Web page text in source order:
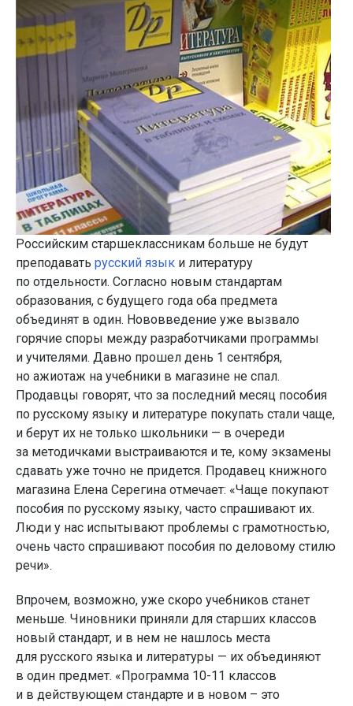
Российским старшеклассникам больше не будут
преподавать русский язык и литературу
по отдельности. Согласно новым стандартам
образования, с будущего года оба предмета
объединят в один. Нововведение уже вызвало
горячие споры между разработчиками программы
и учителями. Давно прошел день 1 сентября,
но ажиотаж на учебники в магазине не спал.
Продавцы говорят, что за последний месяц пособия
по русскому языку и литературе покупать стали чаще,
и берут их не только школьники — в очереди
за методичками выстраиваются и те, кому экзамены
сдавать уже точно не придется. Продавец книжного
магазина Елена Серегина отмечает: «Чаще покупают
пособия по русскому языку, часто спрашивают их.
Люди у нас испытывают проблемы с грамотностью,
очень часто спрашивают пособия по деловому стилю
речи».
Впрочем, возможно, уже скоро учебников станет
меньше. Чиновники приняли для старших классов
новый стандарт, и в нем не нашлось места
для русского языка и литературы — их объединяют
в один предмет. «Программа 10-11 классов
и в действующем стандарте и в новом – это